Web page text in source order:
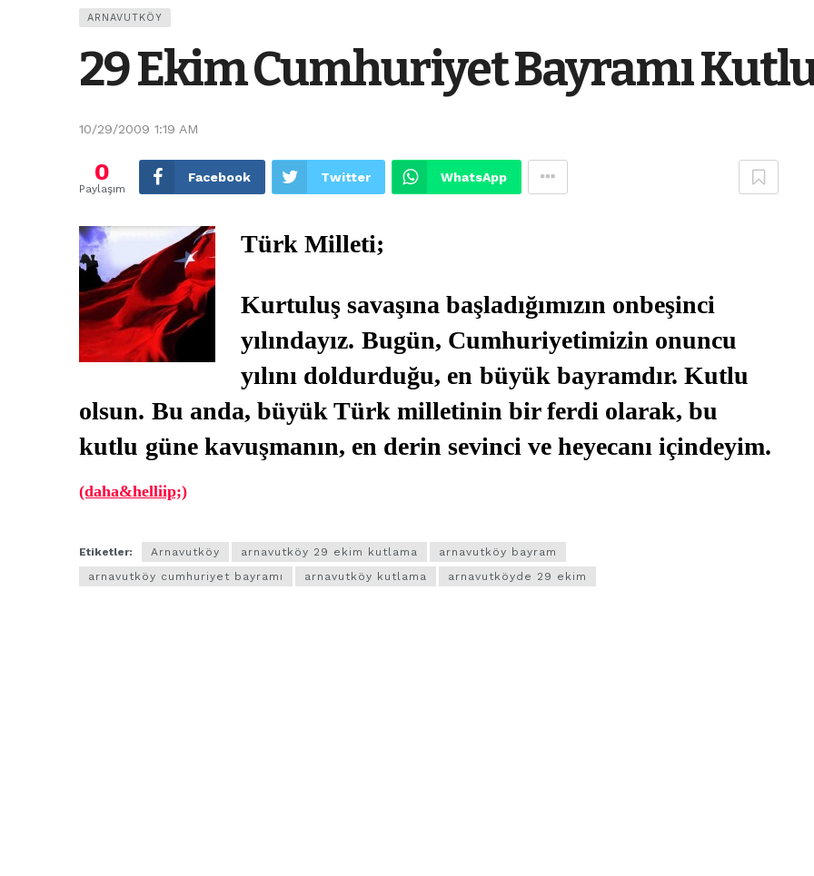
ARNAVUTKÖY
29 Ekim Cumhuriyet Bayramı
10/29/2009 1:19 AM
0
Paylaşım
Facebook Twitter WhatsApp
Türk Milleti;
Kurtuluş savaşına başladığımızın onbeşinci
yılındayız. Bugün, Cumhuriyetimizin onuncu
yılını doldurduğu, en büyük bayramdır. Kutlu
olsun. Bu anda, büyük Türk milletinin bir ferdi olarak, bu
kutlu güne kavuşmanın, en derin sevinci ve heyecanı içindeyim.
(daha&helliip;)
Etiketler: Arnavutköy arnavutköy 29 ekim kutlama
arnavutköy bayram
arnavutköy cumhuriyet bayramı
arnavutköy kutlama arnavutköyde 29 ekim